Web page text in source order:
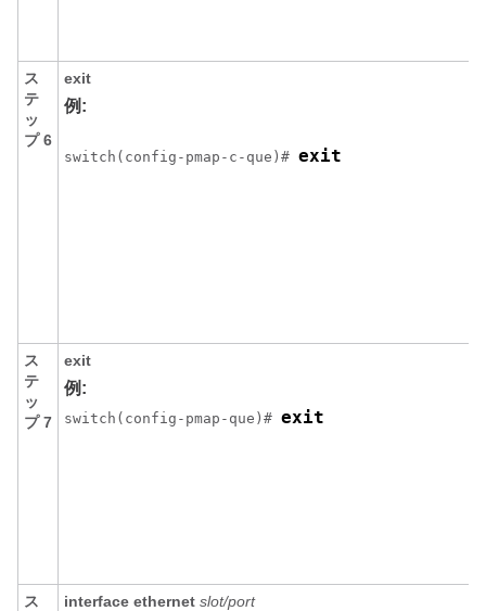
ス
テ
ッ
プ 6
exit
例:
switch(config-pmap-c-que)# exit
ス
テ
ッ
プ 7
exit
例:
switch(config-pmap-que)# exit
ス
interface ethernet slot/port